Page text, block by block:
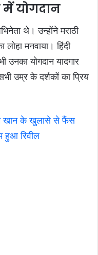
में योगदान
थे। उन्होंने मराठी
मनवाया। हिंदी
उनका योगदान यादगार
उम्र के दर्शकों का प्रिय
खान के खुलासे से फैंस
हुआ रिवील